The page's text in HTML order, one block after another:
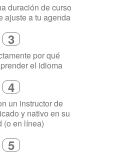
duración de curso
ajuste a tu agenda
3
por qué
el idioma
4
un instructor de
y nativo en su
(o en línea)
5